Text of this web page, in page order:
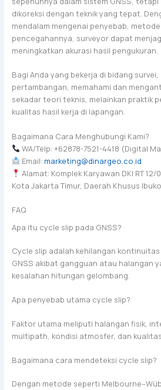
dikoreksi dengan teknik yang tepat.
mendalam mengenai penyebab,
pencegahannya, surveyor dapat
meningkatkan akurasi hasil pengukuran.
Bagi Anda yang bekerja di bidang
pertambangan, memahami dan
sekadar teori teknis, melainkan praktik
kualitas hasil kerja di lapangan.
Bagaimana Cara Menghubungi Kami?
WA/Telp: +62878-7521-4418 (Digital
Email: marketing@dinargeo.co.id
Alamat: Komplek Karyawan DKI RT 12/
Kota Jakarta Timur, Daerah Khusus
FAQ
Apa itu cycle slip pada GNSS?
Cycle slip adalah kehilangan
GNSS akibat gangguan atau halangan
kesalahan hitungan gelombang.
Apa penyebab utama cycle slip?
Faktor utama meliputi halangan fisik,
multipath, kondisi atmosfer, dan
Bagaimana cara mendeteksi cycle slip?
Dengan metode seperti